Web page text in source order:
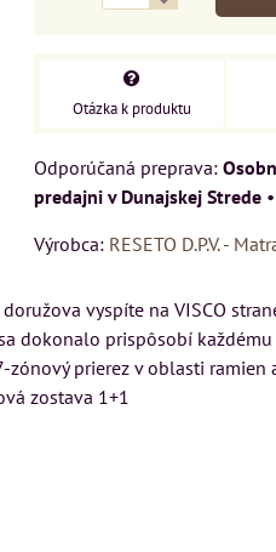
Otázka k produktu
predajni v Dunajskej Strede •
Výrobca: RESETO D.P.V. -
vyspíte na VISCO
dokonalo prispôsobí každému
prierez v oblasti ramien
zostava 1+1